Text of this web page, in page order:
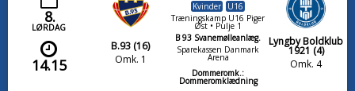
8.
LØRDAG
14.15
B.93 (16)
Omk. 1
Kvinder
U16
Træningskamp U16 Piger
Øst • Pulje 1
B 93 Svanemølleanlæg.
Sparekassen Danmark
Arena
Dommeromk.:
Dommeromklædning
Lyngby Boldklub
1921 (4)
Omk. 4